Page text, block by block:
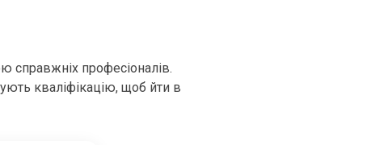
справжніх професіоналів.
кваліфікацію, щоб йти в